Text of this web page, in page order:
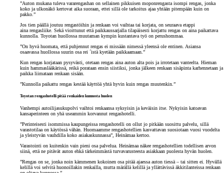
”Auton mukana tuleva vararengashan on sellainen pikkuisen moponrengasta isompi rengas, jonka
koko ja ulkonäkö kertovat aika suoraan, ettei sillä ole tarkoitus ajaa yhtään pitempään kuin on
pakko.”
Jos tien päällä joutuu rengastöihin ja renkaan voi vaihtaa tai korjata, on seuraava etappi
aina rengasliike. Sekä vioittunut että paikkaussarjalla tilapäisesti korjattu rengas on aina paikattava
kunnolla. Toyotan huollossa muutaman kympin kustantava työ on perushommaa.
”On hyvä huomata, että puhjennut rengas ei missään nimessä yleensä ole entinen. Asiansa
osaavassa huollossa suurin osa rei ´istä kyetään paikkaamaan.”
Kun rengas korjataan pysyvästi, otetaan rengas aina auton alta pois ja irrotetaan vanteelta. Hieman
kuin hammaslääkärissä, reikä porataan ensin siistiksi, jonka jälkeen renkaan sisäpinta karhennetaan ja
paikka liimataan renkaan sisään.
”Kunnolla paikattu rengas kestää käyttöä yhtä hyvin kuin rengas muutenkin.”
Toyotan rengashotelli pitää renkaiden kunnosta huolen
Vanhempi autoilijasukupolvi vaihtoi renkaansa syksyisin ja keväisin itse. Nykyisin katoavan
kansaperinteen on yhä useammin korvannut rengashotelli.
”Perinteisesti isommissa kaupungeissa rengashotelli on ollut jo pitkään suosittu palvelu, sillä
varastotilaa on käytössä vähän. Huomaamme rengashotellien kasvattavan suosiotaan vuosi vuodelta
ja yleistyvän vauhdilla koko asiakaskunnassa”, Heinämaa kertoo.
Varastointi on kuitenkin vain pieni osa palvelua. Heinämaa näkee rengashotellien todellisen arvon
siinä, että ne pitävät auton ehkä tärkeimmästä turvavarusteesta asiakkaan puolesta hyvän huolen.
”Rengas on se, jonka noin kämmenen kokoinen osa pitää ajaessa auton tiessä – tai sitten ei. Hyvällä
kelillä voi selvitä huonoillakin renkailla, mutta märällä kelillä ja yllättävissä äkkitilanteissa renkaan